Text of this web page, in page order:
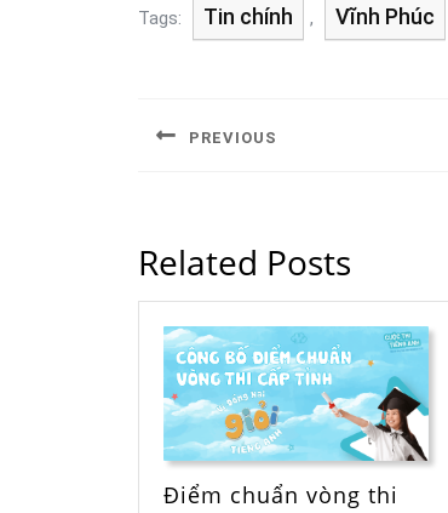
Tags: Tin chính , Vĩnh Phúc
PREVIOUS
Related Posts
Điểm chuẩn vòng thi